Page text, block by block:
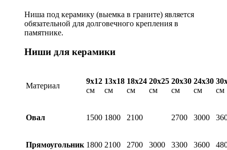
Ниша под керамику (выемка в граните) является
обязательной для долговечного крепления в
памятнике.
Ниши для керамики
Материал
9х12
см
13х18
см
18х24
см
20х25
см
20х30
см
24х30
см
см
Овал 1500 1800 2100 2700 3000
Прямоугольник 1800 2100 2700 3000 3300 3600